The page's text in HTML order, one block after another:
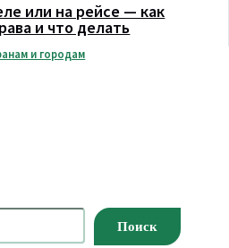
или на рейсе — как
и что делать
и городам
Поиск